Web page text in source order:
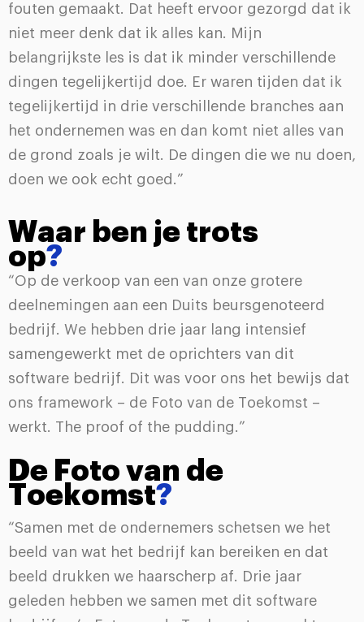
fouten gemaakt. Dat heeft ervoor gezorgd dat ik
niet meer denk dat ik alles kan. Mijn
belangrijkste les is dat ik minder verschillende
dingen tegelijkertijd doe. Er waren tijden dat ik
tegelijkertijd in drie verschillende branches aan
het ondernemen was en dan komt niet alles van
de grond zoals je wilt. De dingen die we nu doen,
doen we ook echt goed.”
Waar ben je trots
op?
“Op de verkoop van een van onze grotere
deelnemingen aan een Duits beursgenoteerd
bedrijf. We hebben drie jaar lang intensief
samengewerkt met de oprichters van dit
software bedrijf. Dit was voor ons het bewijs dat
ons framework – de Foto van de Toekomst –
werkt. The proof of the pudding.”
De Foto van de
Toekomst?
“Samen met de ondernemers schetsen we het
beeld van wat het bedrijf kan bereiken en dat
beeld drukken we haarscherp af. Drie jaar
geleden hebben we samen met dit software